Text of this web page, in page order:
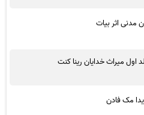
مدنی اثر بیات
اول میراث خدایان رینا کنت
مک فادن